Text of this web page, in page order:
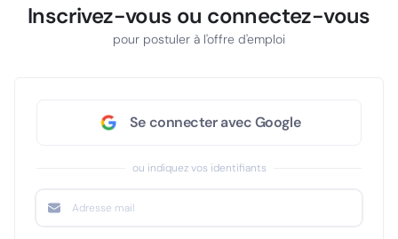
Inscrivez-vous ou connectez-vous
pour postuler à l'offre d'emploi
Se connecter avec Google
ou indiquez vos identifiants